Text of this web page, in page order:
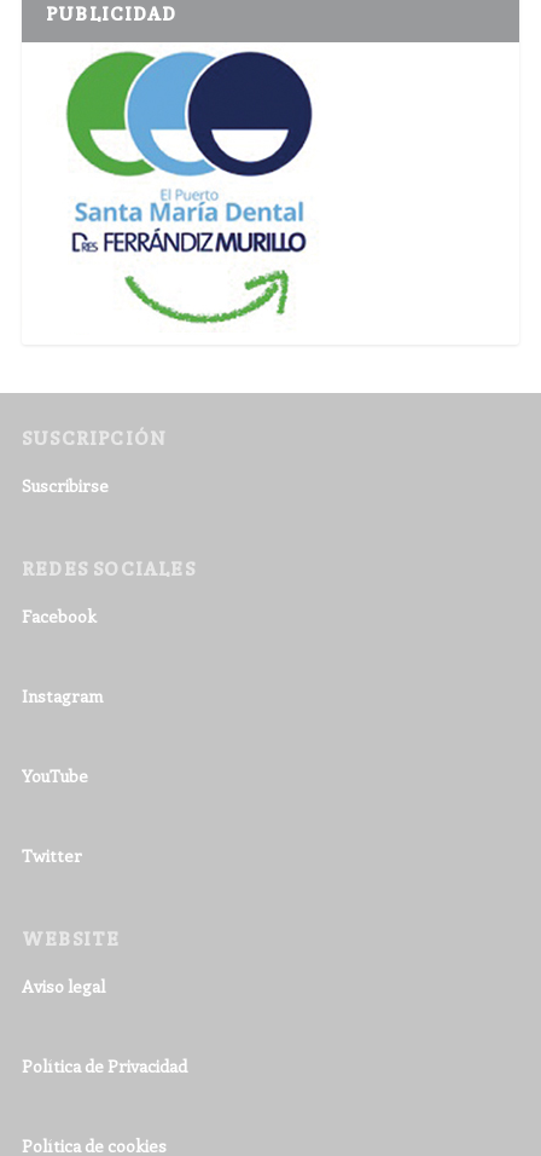
PUBLICIDAD
SUSCRIPCIÓN
Suscribirse
REDES SOCIALES
Facebook
Instagram
YouTube
Twitter
WEBSITE
Aviso legal
Política de Privacidad
Política de cookies